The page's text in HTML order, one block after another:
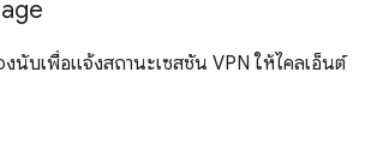
นับเพื่อแจ้งสถานะเซสชัน VPN ให้ไคลเอ็นต์